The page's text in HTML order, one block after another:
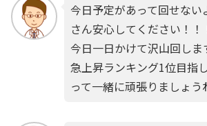
今日予定があって回せない
さん安心してください！！
今日一日かけて沢山回しま
急上昇ランキング1位目指
って一緒に頑張りましょう